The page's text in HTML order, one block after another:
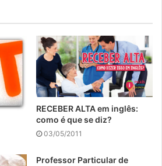
RECEBER ALTA em inglês:
como é que se diz?
03/05/2011
Professor Particular de